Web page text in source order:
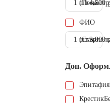
1 шт.4.500
ФИО
1 шт.9.000
Доп.
Эпитафия
Крестик